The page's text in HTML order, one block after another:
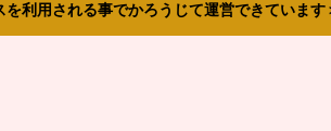
利用される事でかろうじて運営できていま